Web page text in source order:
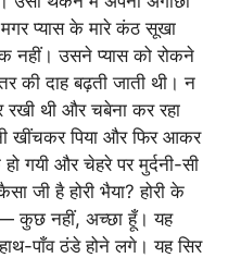
प्यास के मारे कंठ सूखा
नहीं। उसने प्यास को रोकने
की दाह बढ़ती जाती थी। न
रखी थी और चबेना कर रहा
खींचकर पिया और फिर आकर
गयी और चेहरे पर मुर्दनी-सी
जी है होरी भैया? होरी के
कुछ नहीं, अच्छा हूँ। यह
पाँव ठंडे होने लगे। यह सिर